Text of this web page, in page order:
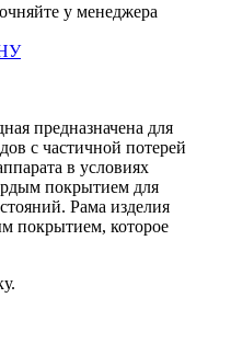
у менеджера
предназначена для
с частичной потерей
в условиях
покрытием для
Рама изделия
покрытием, которое